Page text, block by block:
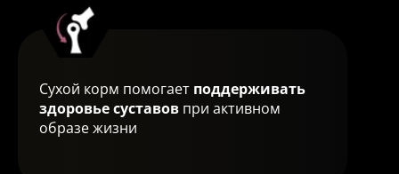
поддержания здоровья кожи и шерсти.
Сухой корм помогает поддерживать
здоровье суставов при активном
образе жизни